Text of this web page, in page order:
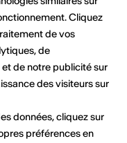
Festival
73
Cliquez
de vos
de
de notre publicité sur
des visiteurs sur
données, cliquez sur
préférences en